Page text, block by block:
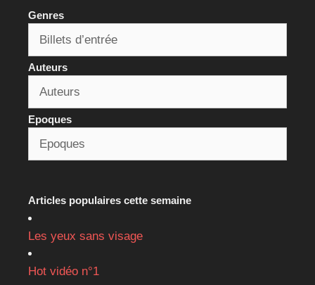
Genres
Auteurs
Epoques
Articles populaires cette semaine
Les yeux sans visage
Hot vidéo n°1